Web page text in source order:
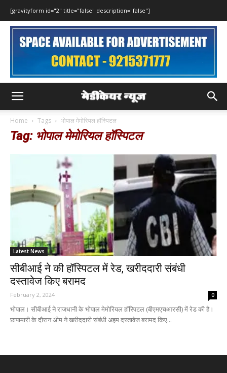
[gravityform id="2" title="false" description="false"]
Home Tags भोपाल मेमोरियल हॉस्पिटल
Tag: भोपाल मेमोरियल हॉस्पिटल
Latest News
सीबीआई ने की हॉस्पिटल में रेड, खरीददारी संबंधी
दस्तावेज किए बरामद
February 2, 2024 0
भोपाल। सीबीआई ने राजधानी के भोपाल मेमोरियल हॉस्पिटल (बीएमएचआरसी) में रेड की है।
छापामारी के दौरान अीम ने खरीददारी संबंधी अहम दस्तावेज बरामद किए...